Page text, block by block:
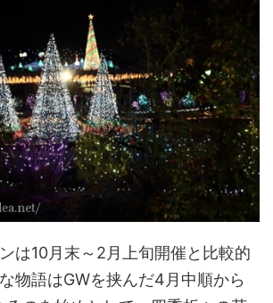
は10月末～2月上旬開催と比較的
物語はGWを挟んだ4月中順から